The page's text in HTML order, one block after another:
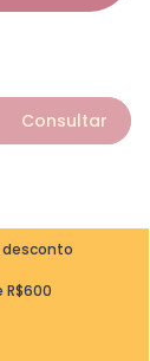
desconto